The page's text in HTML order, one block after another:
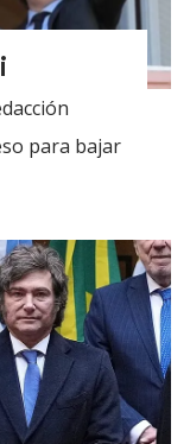
para bajar